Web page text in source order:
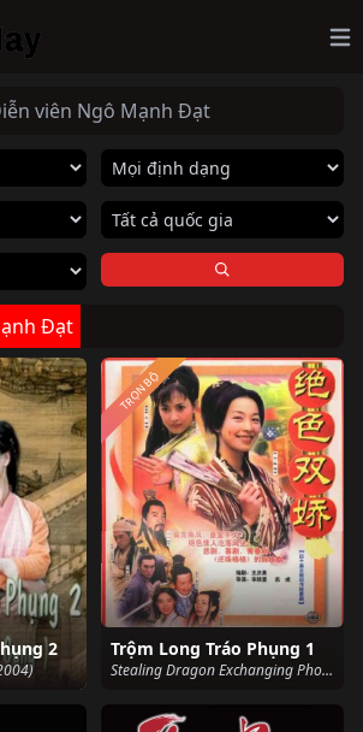
viên Ngô Mạnh Đạt
Đạt
2 Trộm Long Tráo Phụng 1
Stealing Dragon Exchanging Phoenix (2000)
TRỌN BỘ